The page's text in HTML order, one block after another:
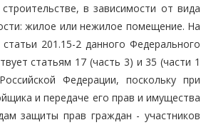
в зависимости от вида
жилое или нежилое помещение. На
201.15-2 данного Федерального
статьям 17 (часть 3) и 35 (части 1
Федерации, поскольку при
и передаче его прав и имущества
защиты прав граждан - участников